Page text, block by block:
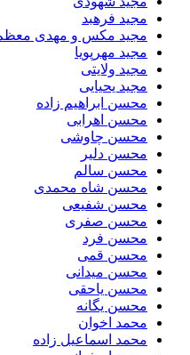
مجید فرهبد
مجید مکس و مهدی معظم
مجید مهرپویا
مجید ولایتی
مجید یحیایی
محسن ابراهیم زاده
محسن اهرابی
محسن چاوشی
محسن دلیر
محسن سالم
محسن شاه محمدی
محسن شفیعی
محسن صفری
محسن فرد
محسن قمی
محسن میدانی
محسن یاحقی
محسن یگانه
محمد اخوان
محمد اسماعیل زاده